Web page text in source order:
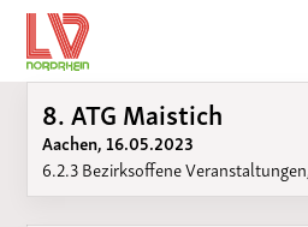
8. ATG Maistich
Aachen, 16.05.2023
6.2.3 Bezirksoffene